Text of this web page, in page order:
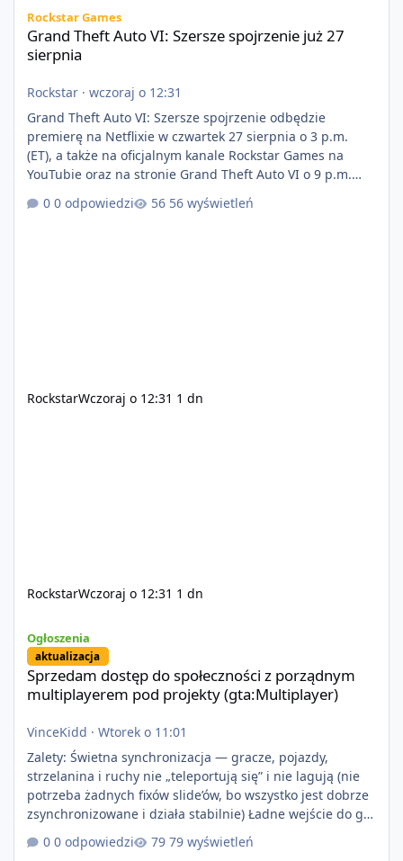
Rockstar Games
Grand Theft Auto VI: Szersze spojrzenie już 27
sierpnia
Rockstar · wczoraj o 12:31
Grand Theft Auto VI: Szersze spojrzenie odbędzie
premierę na Netflixie w czwartek 27 sierpnia o 3 p.m.
(ET), a także na oficjalnym kanale Rockstar Games na
YouTubie oraz na stronie Grand Theft Auto VI o 9 p.m.
(ET) 27 sierpnia. https://netflix.com/GTAVI Grand Theft
Auto VI będzie dostępne 19 listopada na PlayStation 5
0 odpowiedzi 56 wyświetleń
RockstarWczoraj o 12:31 1 dn
RockstarWczoraj o 12:31 1 dn
Ogłoszenia
aktualizacja
Sprzedam dostęp do społeczności z porządnym
multiplayerem pod projekty (gta:Multiplayer)
VinceKidd · Wtorek o 11:01
Zalety: Świetna synchronizacja — gracze, pojazdy,
strzelanina i ruchy nie „teleportują się” i nie lagują (nie
potrzeba żadnych fixów slide’ów, bo wszystko jest dobrze
zsynchronizowane i działa stabilnie) Ładne wejście do gry
+ solidny antycheat na poziomie multiplayera Wygodne
pisanie własnych modów i skryptów (wsparcie C# / JS /
0 odpowiedzi 79 wyświetleń